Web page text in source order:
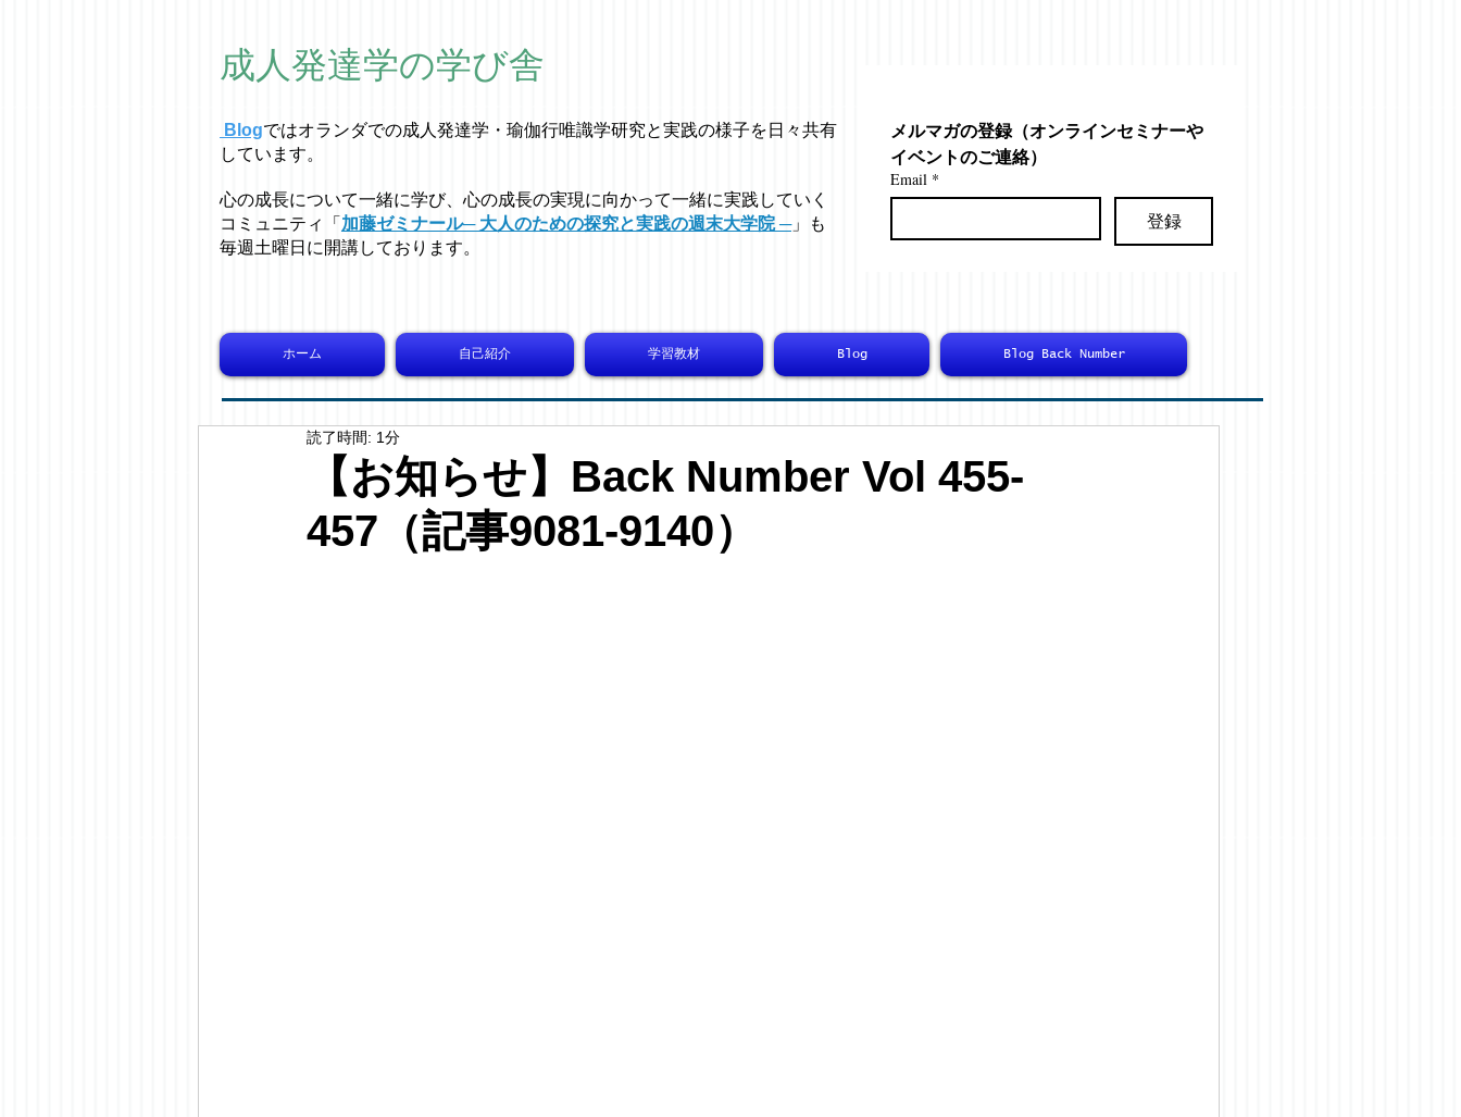
成人発達学の学び舎
Blogではオラ ンダでの成人発達学・ 瑜伽行唯識学研究と実践の様子を日々共有
しています。
心の成長について一緒に学び、心の成長の実現に向かって一緒に実践していく
コミュニティ「 加藤ゼミナール─ 大人のための探究と実践の週末大学院 ─」も
毎週土曜日に開講しております。
メルマガの登録（オンラインセミナーや
イベントのご連絡）
Email *
登録
ホーム 自己紹介 学習教材 Blog Blog Back Number
【お知らせ】Back Number Vol 455-
457（記事9081-9140）
読了時間: 1分